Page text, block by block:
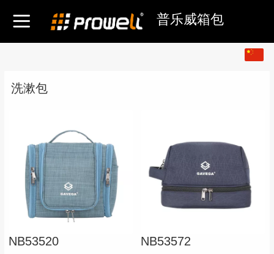
普乐威箱包
洗漱包
NB53520 NB53572